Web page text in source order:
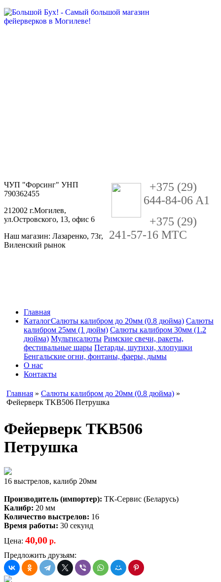
ЧУП "Форсинг" УНП
790362455
212002 г.Могилев,
ул.Островского, 13, офис 6
Наш магазин: Лазаренко, 73г,
Виленский рынок
+375 (29)
644-84-06 A1
+375 (29)
241-57-16 MTC
Главная
КаталогСалюты калибром до 20мм (0.8 дюйма) Салюты
калибром 25мм (1 дюйм) Салюты калибром 30мм (1.2
дюйма) Мультисалюты Римские свечи, ракеты,
фестивальные шары Петарды, шутихи, хлопушки
Бенгальские огни, фонтаны, фаеры, дымы
О нас
Контакты
Главная » Салюты калибром до 20мм (0.8 дюйма) »
Фейерверк TKB506 Петрушка
Фейерверк TKB506
Петрушка
16 выстрелов, калибр 20мм
Производитель (импортер): ТК-Сервис (Беларусь)
Калибр: 20 мм
Количество выстрелов: 16
Время работы: 30 секунд
Цена: 40,00 р.
Предложить друзьям: